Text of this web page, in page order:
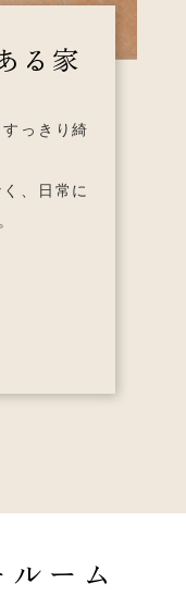
る家
っきり綺
、
日常に
ーム